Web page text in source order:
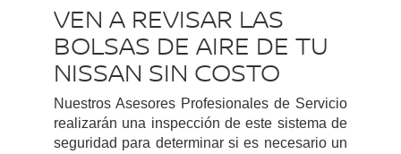
VEN A REVISAR LAS
BOLSAS DE AIRE DE TU
NISSAN SIN COSTO
Nuestros Asesores Profesionales de Servicio
realizarán una inspección de este sistema de
seguridad para determinar si es necesario un